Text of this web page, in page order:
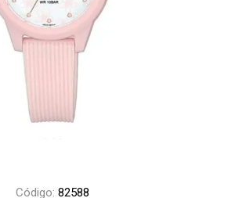
Código: 82588